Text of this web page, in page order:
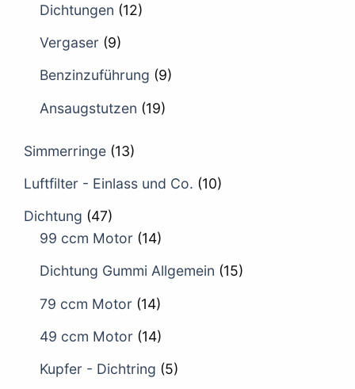
Dichtungen (12)
Vergaser (9)
Benzinzuführung (9)
Ansaugstutzen (19)
Simmerringe (13)
Luftfilter - Einlass und Co. (10)
Dichtung (47)
99 ccm Motor (14)
Dichtung Gummi Allgemein (15)
79 ccm Motor (14)
49 ccm Motor (14)
Kupfer - Dichtring (5)